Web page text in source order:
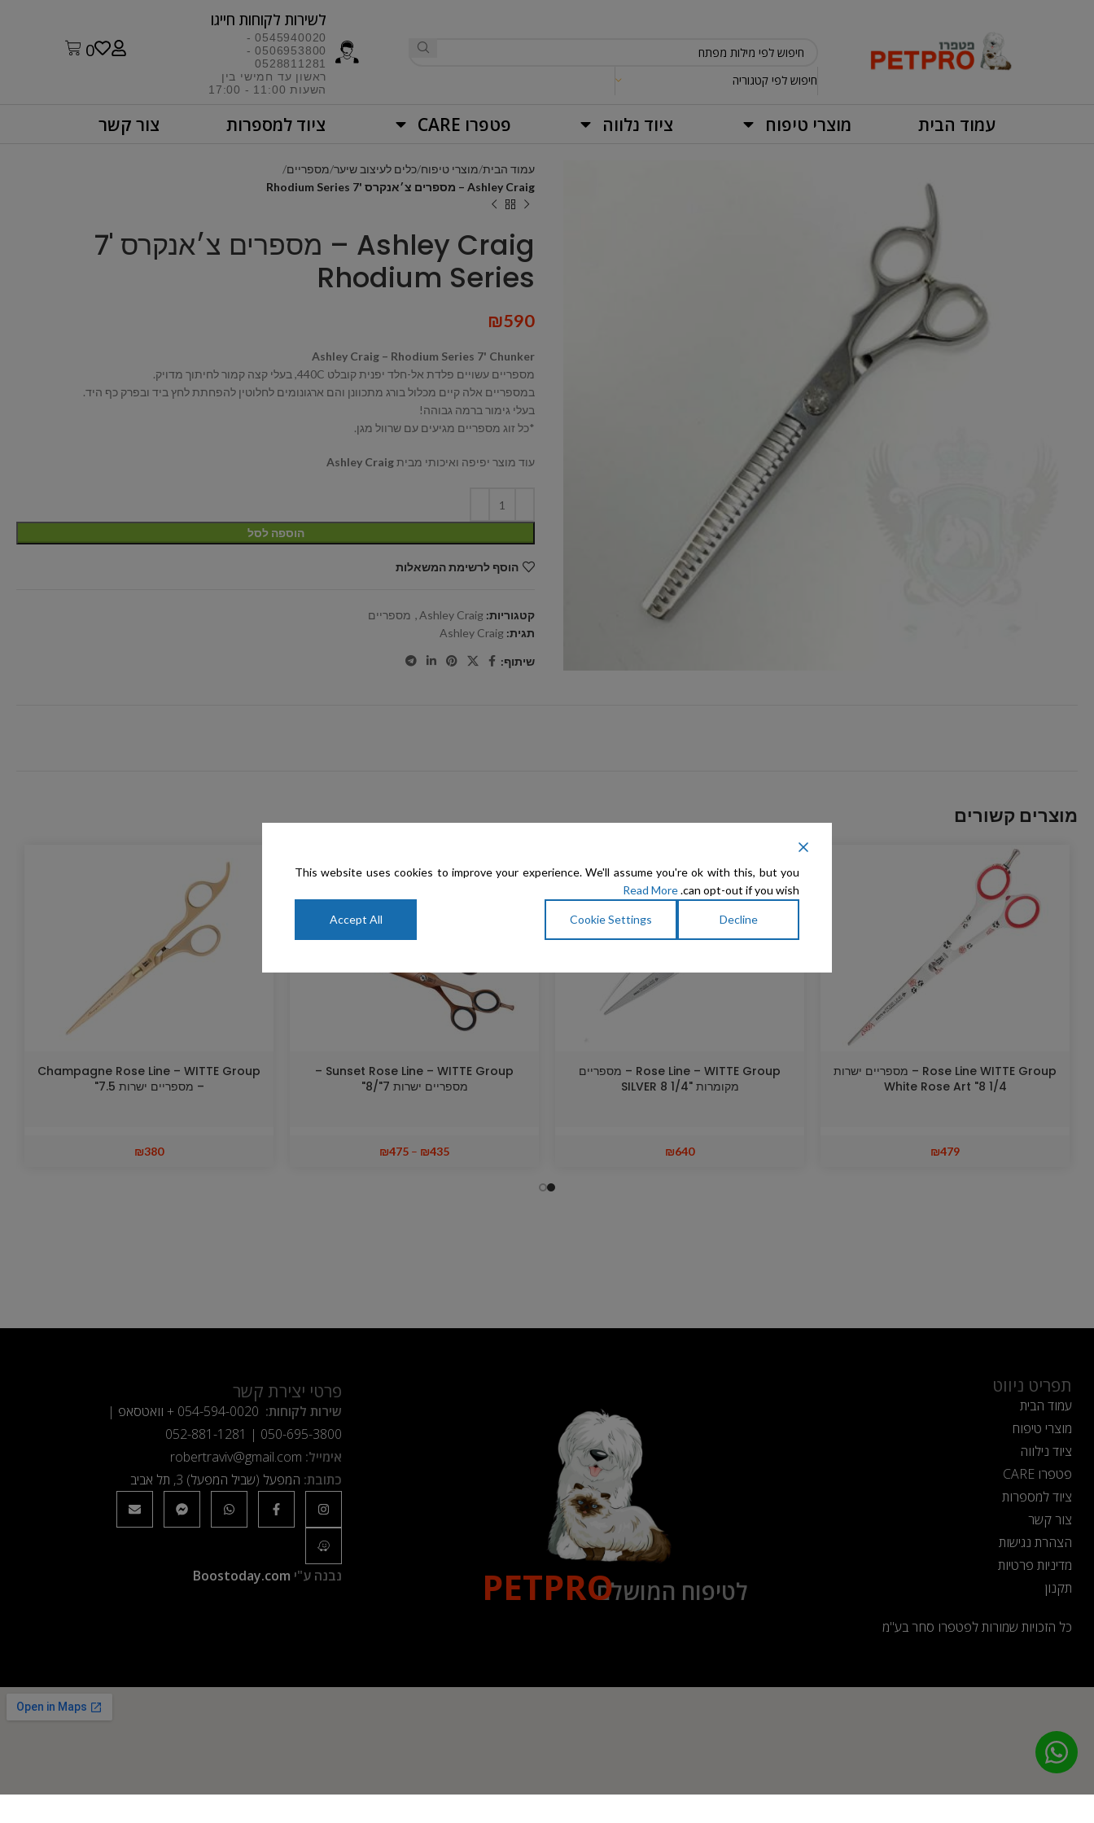
חיפוש לפי קטגוריה
לשירות לקוחות חייגו​
0545940020 -
0506953800 -
0528811281
ראשון עד חמישי בין
השעות 11:00 - 17:00​
0
עמוד הבית מוצרי טיפוח ציוד נלווה פטפרו CARE ציוד למספרות צור קשר
עמוד הבית מוצרי טיפוח כלים לעיצוב שיער מספריים
Ashley Craig – מספרים צ׳אנקרס '7 Rhodium Series
Ashley Craig – מספרים צ׳אנקרס '7
Rhodium Series
₪590
Ashley Craig – Rhodium Series 7' Chunker
מספריים עשויים פלדת אל-חלד יפנית קובלט 440C, בעלי קצה קמור לחיתוך מדויק.
במספריים אלה קיים מכלול בורג מתכוונן והם ארגונומים לחלוטין להפחתת לחץ ביד ובפרק כף היד.
בעלי גימור ברמה גבוהה!
*כל זוג מספריים מגיעים עם שרוול מגן.
עוד מוצר יפיפה ואיכותי מביתAshley Craig
הוספה לסל
הוסף לרשימת המשאלות
קטגוריות: Ashley Craig
, מספריים
תגית: Ashley Craig
שיתוף:
מוצרים קשורים
Rose Line WITTE Group – מספריים ישרות
1/4 8" White Rose Art
₪479
Rose Line – WITTE Group – מספריים
מקומרות "1/4 8 SILVER
₪640
Sunset Rose Line – WITTE Group –
מספריים ישרות 7"/8"
₪435
–
₪475
Champagne Rose Line – WITTE Group
– מספריים ישרות 7.5"
₪380
תפריט ניווט
עמוד הבית
מוצרי טיפוח
ציוד נילווה
פטפרו CARE
ציוד למספרות
צור קשר
הצהרת נגישות
מדיניות פרטיות
תקנון
כל הזכויות שמורות לפטפרו סחר בע"מ
לטיפוח המושלםPETPRO
פרטי יצירת קשר
שירות לקוחות: 054-594-0020 + וואטסאפ |
050-695-3800
|
052-881-1281
אימייל: robertraviv@gmail.com
כתובת: המפעל (שביל המפעל) 3, תל אביב
נבנה ע"י Boostoday.com
This website uses cookies to improve your experience. We'll assume you're ok with this, but you
can opt-out if you wish.
Read More
Decline
Cookie Settings
Accept All